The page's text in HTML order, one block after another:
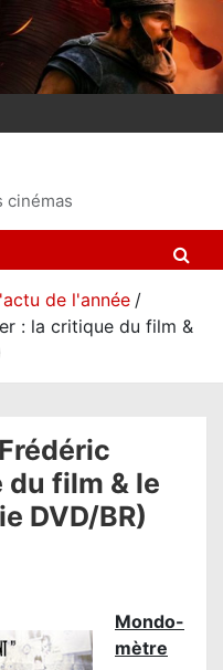
cinémas
de l'année
: la critique du film &
Frédéric
film & le
DVD/BR)
Mondo-
mètre